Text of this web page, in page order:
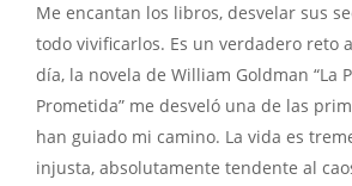
Me encantan los libros, desvelar sus
todo vivificarlos. Es un verdadero reto
día, la novela de William Goldman “La
Prometida” me desveló una de las
han guiado mi camino. La vida es
injusta, absolutamente tendente al